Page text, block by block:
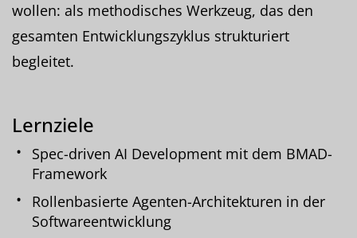
wollen: als methodisches Werkzeug, das den
gesamten Entwicklungszyklus strukturiert
begleitet.
Lernziele
Spec-driven AI Development mit dem BMAD-
Framework
Rollenbasierte Agenten-Architekturen in der
Softwareentwicklung